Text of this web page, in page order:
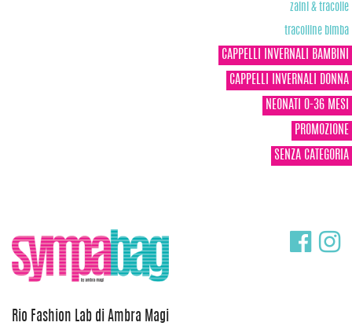
zaini & tracolle
tracolline bimba
CAPPELLI INVERNALI BAMBINI
CAPPELLI INVERNALI DONNA
NEONATI 0-36 MESI
PROMOZIONE
SENZA CATEGORIA
Rio Fashion Lab di Ambra Magi